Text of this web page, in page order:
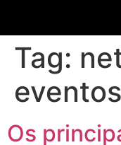
Tag:
eventos
Os